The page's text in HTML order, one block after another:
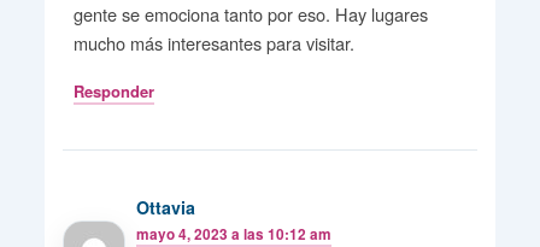
gente se emociona tanto por eso. Hay lugares
mucho más interesantes para visitar.
Responder
Ottavia
mayo 4, 2023 a las 10:12 am